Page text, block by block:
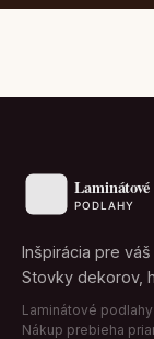
Inšpirácia pre
Stovky dekorov,
Laminátové
Nákup prebieha